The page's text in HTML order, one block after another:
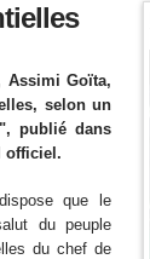
Assimi Goïta,
selon un
publié dans
officiel.
que le
du peuple
du chef de